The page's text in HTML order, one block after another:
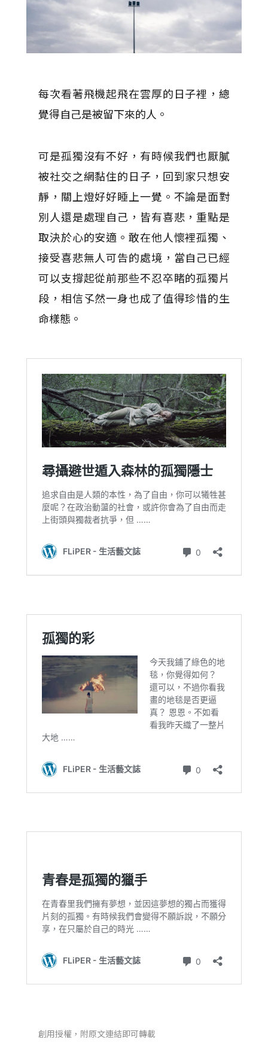
每次看著飛機起飛在雲厚的日子裡，總
覺得自己是被留下來的人。
可是孤獨沒有不好，有時候我們也厭膩
被社交之網黏住的日子，回到家只想安
靜，關上燈好好睡上一覺。不論是面對
別人還是處理自己，皆有喜悲，重點是
取決於心的安適。敢在他人懷裡孤獨、
接受喜悲無人可告的處境，當自己已經
可以支撐起從前那些不忍卒睹的孤獨片
段，相信孓然一身也成了值得珍惜的生
命樣態。
創用授權，附原文連結即可轉載